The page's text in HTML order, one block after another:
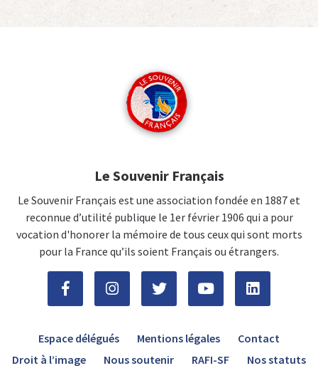
Le Souvenir Français
Le Souvenir Français est une association fondée en 1887 et
reconnue d’utilité publique le 1er février 1906 qui a pour
vocation d'honorer la mémoire de tous ceux qui sont morts
pour la France qu’ils soient Français ou étrangers.
Espace délégués Mentions légales
Contact
Droit à l’image
Nous soutenir RAFI-SF Nos statuts